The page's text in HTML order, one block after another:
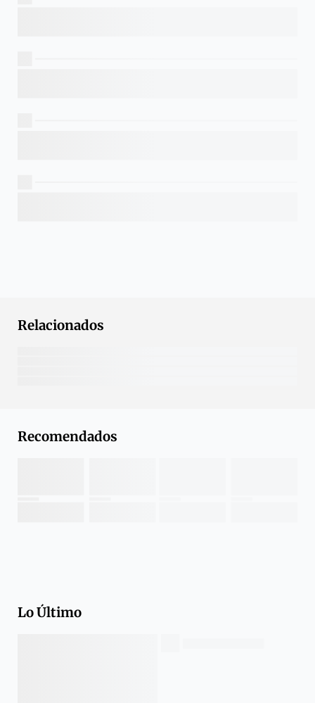
Relacionados
Recomendados
Lo Último